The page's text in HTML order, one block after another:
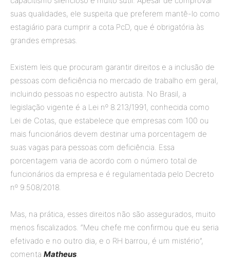
suas qualidades, ele suspeita que preferem mantê-lo como
estagiário para cumprir a cota PcD, que é obrigatória às
grandes empresas.
Existem leis que procuram garantir direitos e a inclusão de
pessoas com deficiência no mercado de trabalho em geral,
incluindo pessoas no espectro autista. No Brasil, a
legislação vigente é a Lei nº 8.213/1991, conhecida como
Lei de Cotas, que estabelece que empresas com 100 ou
mais funcionários devem destinar uma porcentagem de
suas vagas para pessoas com deficiência. Essa
porcentagem varia de acordo com o número total de
funcionários da empresa e é regulamentada pelo Decreto
nº 9.508/2018.
Mas, na prática, esses direitos não são assegurados, muito
menos fiscalizados. “Meu chefe me confirmou que eu seria
efetivado e no outro dia, e o RH barrou, é um mistério”,
comenta Matheus